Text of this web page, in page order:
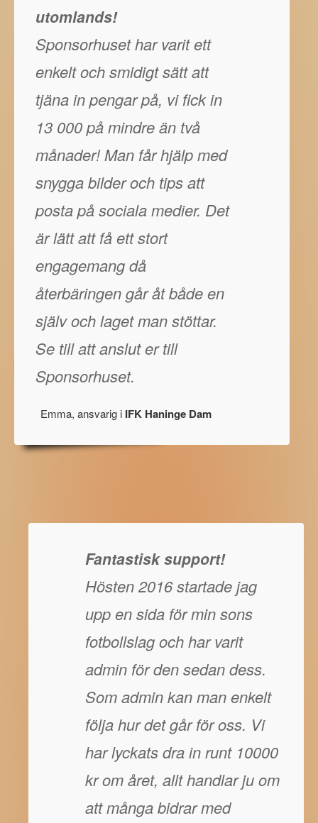
utomlands!
Sponsorhuset har varit ett
enkelt och smidigt sätt att
tjäna in pengar på, vi fick in
13 000 på mindre än två
månader! Man får hjälp med
snygga bilder och tips att
posta på sociala medier. Det
är lätt att få ett stort
engagemang då
återbäringen går åt både en
själv och laget man stöttar.
Se till att anslut er till
Sponsorhuset.
Emma, ansvarig i IFK Haninge Dam
Fantastisk support!
Hösten 2016 startade jag
upp en sida för min sons
fotbollslag och har varit
admin för den sedan dess.
Som admin kan man enkelt
följa hur det går för oss. Vi
har lyckats dra in runt 10000
kr om året, allt handlar ju om
att många bidrar med